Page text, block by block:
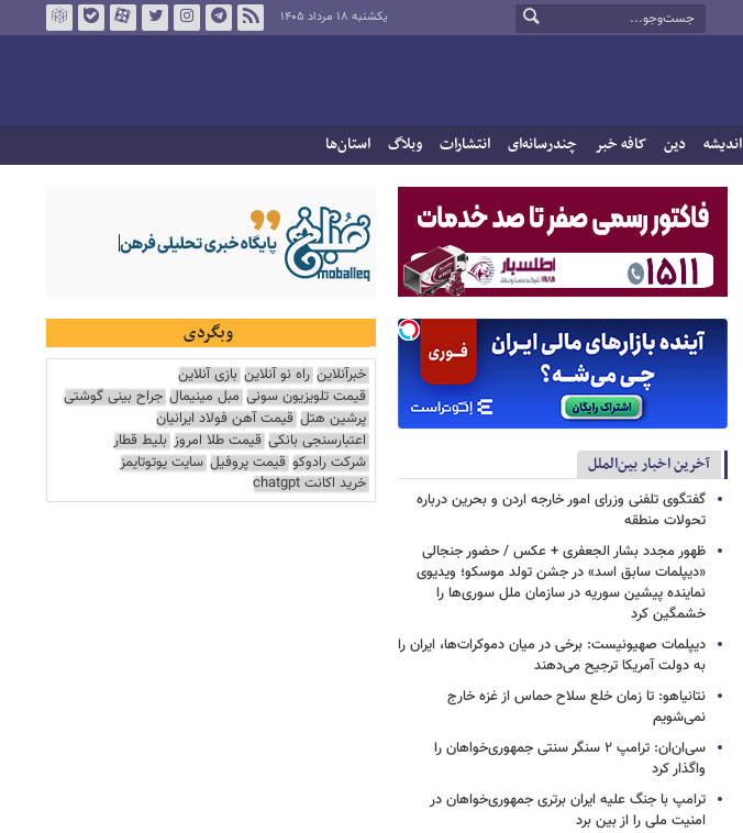
یکشنبه ۱۸ مرداد ۱۴۰۵
اندیشه دین کافه خبر چندرسانه‌ای انتشارات وبلاگ استان‌ها
آخرین اخبار بین‌الملل
گفتگوی تلفنی وزرای امور خارجه اردن و بحرین درباره
تحولات منطقه
ظهور مجدد بشار الجعفری + عکس / حضور جنجالی
«دیپلمات سابق اسد» در جشن تولد موسکو؛ ویدیوی
نماینده پیشین سوریه در سازمان ملل سوری‌ها را
خشمگین کرد
دیپلمات صهیونیست: برخی در میان دموکرات‌ها، ایران را
به دولت آمریکا ترجیح می‌دهند
نتانیاهو: تا زمان خلع سلاح حماس از غزه خارج
نمی‌شویم
سی‌ان‌ان: ترامپ ۲ سنگر سنتی جمهوری‌خواهان را
واگذار کرد
ترامپ با جنگ علیه ایران برتری جمهوری‌خواهان در
امنیت ملی را از بین برد
وبگردی
خبرآنلاین راه نو آنلاین بازی آنلاین
قیمت تلویزیون سونی مبل مینیمال جراح بینی گوشتی
پرشین هتل قیمت آهن فولاد ایرانیان
اعتبارسنجی بانکی قیمت طلا امروز بلیط قطار
شرکت رادوکو قیمت پروفیل سایت یوتوتایمز
خرید اکانت chatgpt